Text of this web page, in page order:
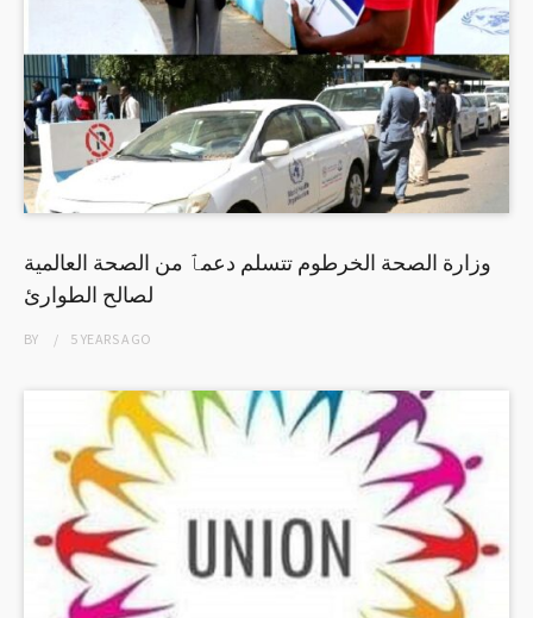
وزارة الصحة الخرطوم تتسلم دعمٱ من الصحة العالمية
لصالح الطوارئ
BY 5 YEARSAGO